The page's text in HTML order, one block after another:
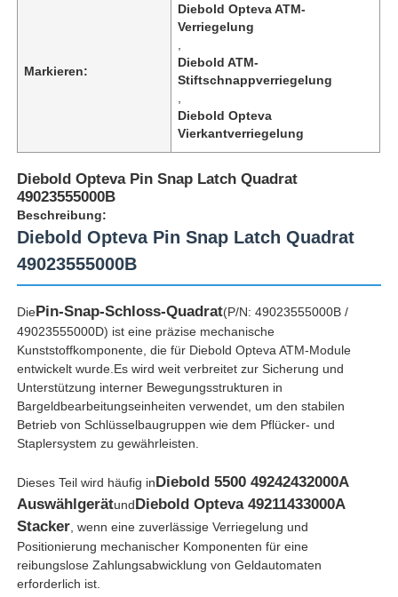
Startseite
Produkte
Markieren:
Diebold Opteva ATM-
Verriegelung
Diebold ATM-
Stiftschnappverriegelung
Diebold Opteva
Vierkantverriegelung
Diebold Opteva Pin Snap Latch Quadrat
49023555000B
Beschreibung:
Diebold Opteva Pin Snap Latch Quadrat
49023555000B
DiePin-Snap-Schloss-Quadrat(P/N: 49023555000B /
49023555000D) ist eine präzise mechanische
Kunststoffkomponente, die für Diebold Opteva ATM-Module
entwickelt wurde.Es wird weit verbreitet zur Sicherung und
Unterstützung interner Bewegungsstrukturen in
Bargeldbearbeitungseinheiten verwendet, um den stabilen
Betrieb von Schlüsselbaugruppen wie dem Pflücker- und
Staplersystem zu gewährleisten.
Dieses Teil wird häufig inDiebold 5500 49242432000A
AuswählgerätundDiebold Opteva 49211433000A
Stacker , wenn eine zuverlässige Verriegelung und
Positionierung mechanischer Komponenten für eine
reibungslose Zahlungsabwicklung von Geldautomaten
erforderlich ist.